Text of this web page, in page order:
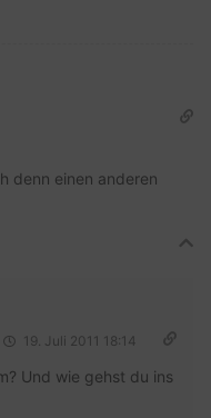
denn einen anderen
19. Juli 2011 18:14
Und wie gehst du ins